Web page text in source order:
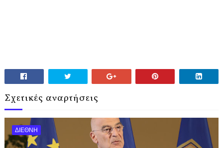
Σχετικές αναρτήσεις
ΔΙΕΘΝΗ